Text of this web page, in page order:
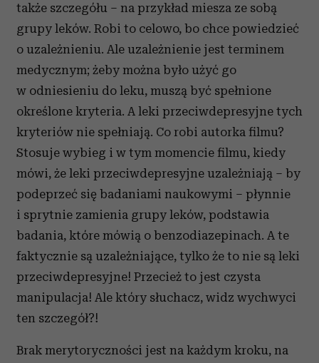
także szczegółu – na przykład miesza ze sobą
grupy leków. Robi to celowo, bo chce powiedzieć
o uzależnieniu. Ale uzależnienie jest terminem
medycznym; żeby można było użyć go
w odniesieniu do leku, muszą być spełnione
określone kryteria. A leki przeciwdepresyjne tych
kryteriów nie spełniają. Co robi autorka filmu?
Stosuje wybieg i w tym momencie filmu, kiedy
mówi, że leki przeciwdepresyjne uzależniają – by
podeprzeć się badaniami naukowymi – płynnie
i sprytnie zamienia grupy leków, podstawia
badania, które mówią o benzodiazepinach. A te
faktycznie są uzależniające, tylko że to nie są leki
przeciwdepresyjne! Przecież to jest czysta
manipulacja! Ale który słuchacz, widz wychwyci
ten szczegół?!
Brak merytoryczności jest na każdym kroku, na